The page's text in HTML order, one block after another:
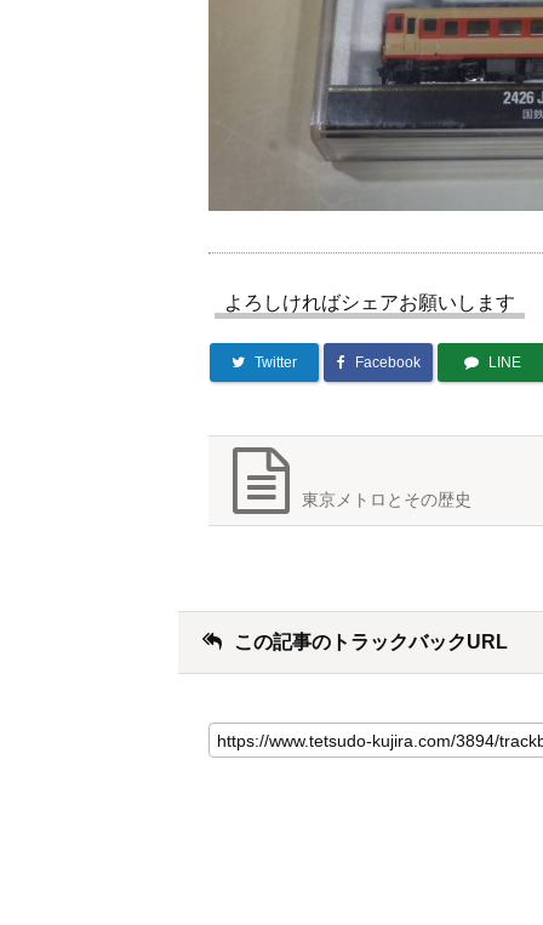
よろしければシェアお願いします
Twitter Facebook LINE
東京メトロとその歴史
この記事のトラックバックURL